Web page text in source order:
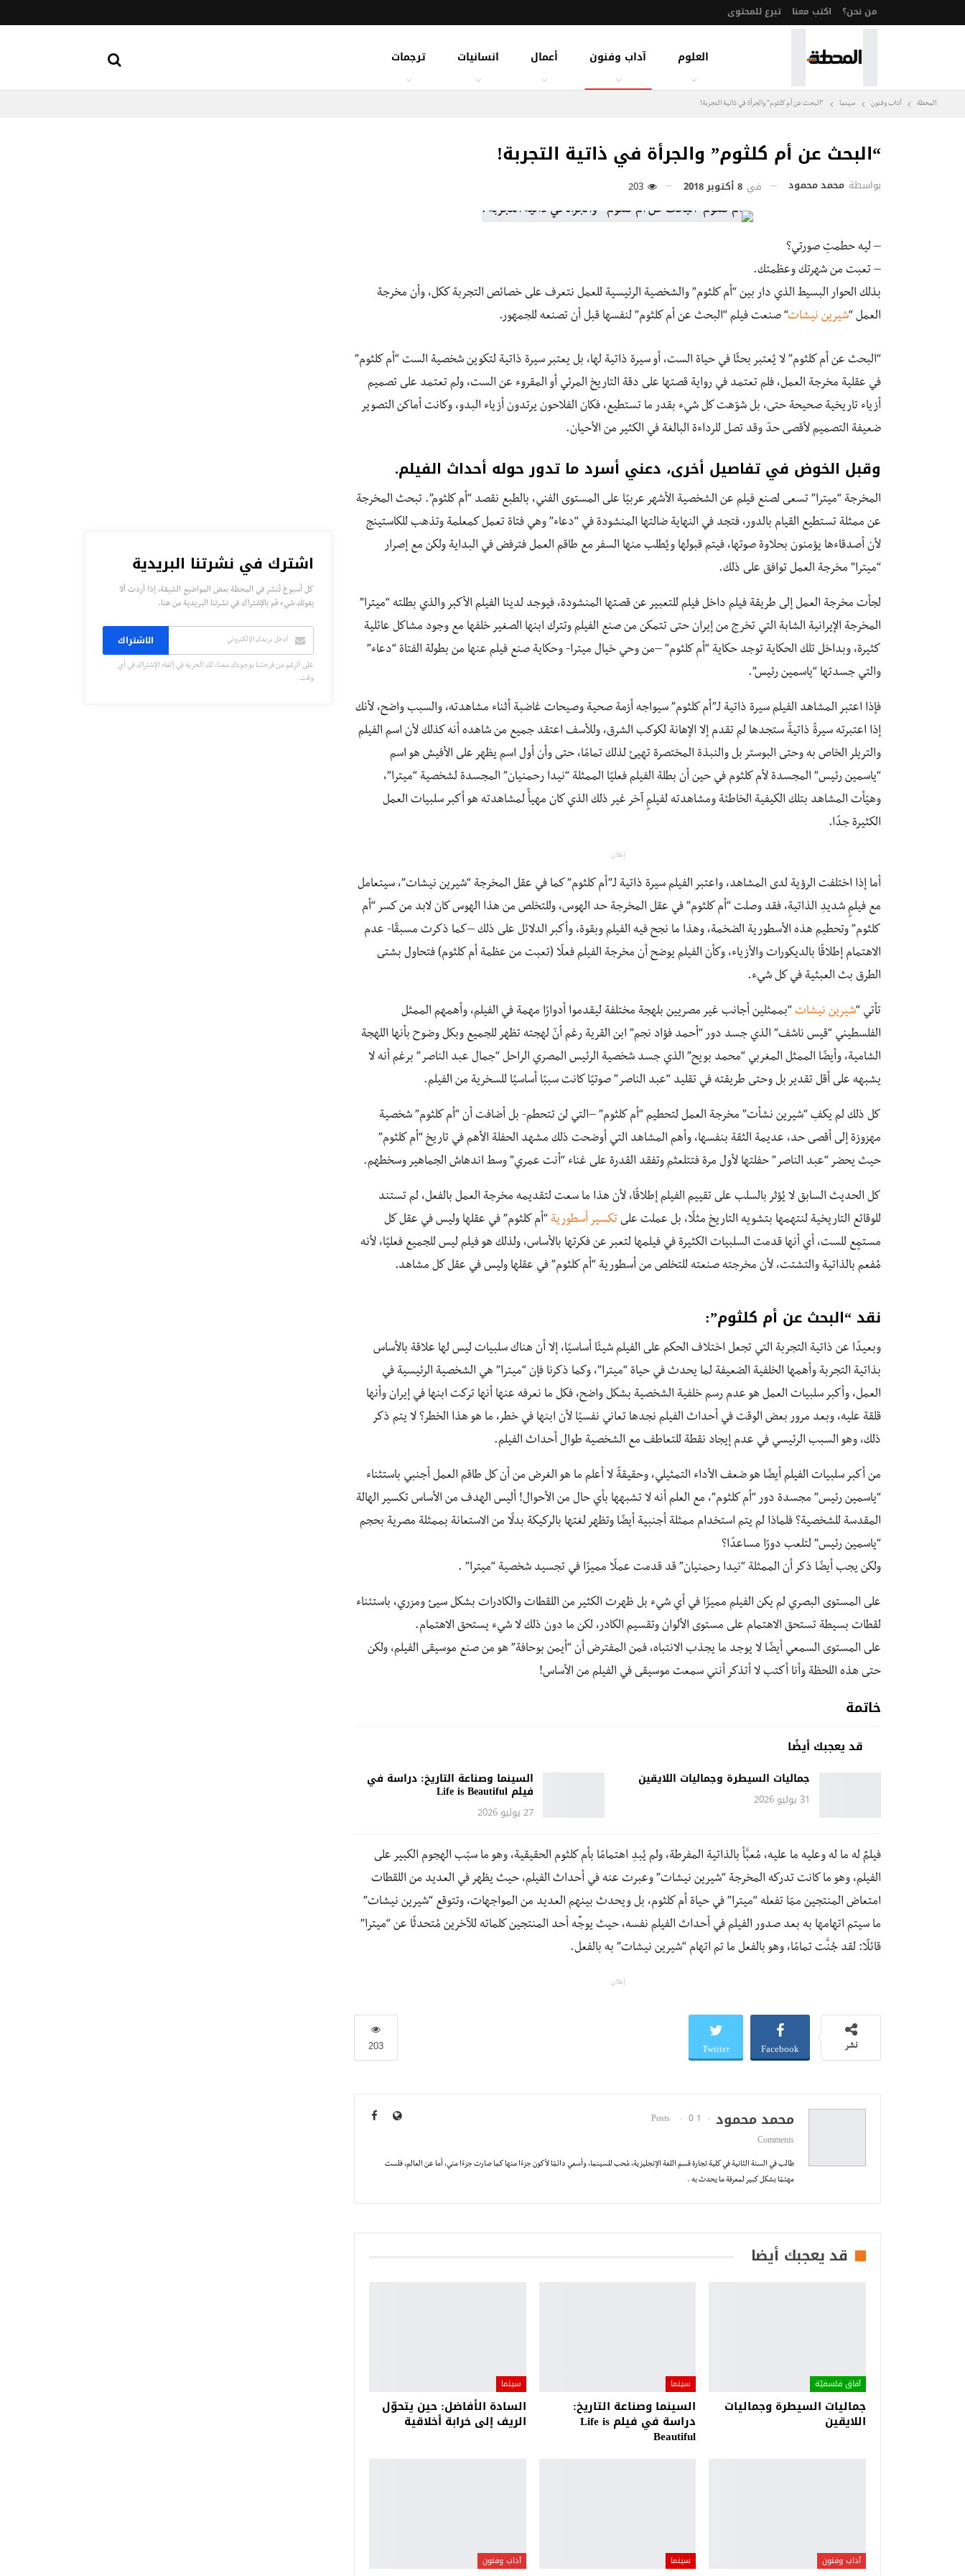
من نحن؟ اكتب معنا تبرع للمحتوى
العلوم آداب وفنون أعمال انسانيات ترجمات
المحطة آداب وفنون سينما “البحث عن أم كلثوم” والجرأة في ذاتية التجربة!
“البحث عن أم كلثوم” والجرأة في ذاتية التجربة!
بواسطة محمد محمود في 8 أكتوبر 2018
– ليه حطمتِ صورتي؟
– تعبت من شهرتك وعظمتك.
بذلك الحوار البسيط الذي دار بين “أم كلثوم” والشخصية الرئيسية للعمل نتعرف على خصائص التجربة ككل، وأن مخرجة
العمل “شيرين نيشات“ صنعت فيلم “البحث عن أم كلثوم” لنفسها قبل أن تصنعه للجمهور.
“البحث عن أم كلثوم” لا يُعتبر بحثًا في حياة الست، أو سيرة ذاتية لها، بل يعتبر سيرة ذاتية لتكوين شخصية الست “أم كلثوم”
في عقلية مخرجة العمل، فلم تعتمد في رواية قصتها على دقة التاريخ المرئي أو المقروء عن الست، ولم تعتمد على تصميم
أزياء تاريخية صحيحة حتى، بل شوّهت كل شيء بقدر ما تستطيع، فكان الفلاحون يرتدون أزياء البدو، وكانت أماكن التصوير
ضعيفة التصميم لأقصى حدّ وقد تصل للرداءة البالغة في الكثير من الأحيان.
وقبل الخوض في تفاصيل أخرى، دعني أسرد ما تدور حوله أحداث الفيلم.
المخرجة “ميترا” تسعى لصنع فيلم عن الشخصية الأشهر عربيًا على المستوى الفني، بالطبع نقصد “أم كلثوم”. تبحث المخرجة
عن ممثلة تستطيع القيام بالدور، فتجد في النهاية ضالتها المنشودة في “دعاء” وهي فتاة تعمل كمعلمة وتذهب للكاستينج
لأن أصدقاءها يؤمنون بحلاوة صوتها، فيتم قبولها ويُطلب منها السفر مع طاقم العمل فترفض في البداية ولكن مع إصرار
“ميترا” مخرجة العمل توافق على ذلك.
لجأت مخرجة العمل إلى طريقة فيلم داخل فيلم للتعبير عن قصتها المنشودة، فيوجد لدينا الفيلم الأكبر والذي بطلته “ميترا”
المخرجة الإيرانية الشابة التي تخرج من إيران حتى تتمكن من صنع الفيلم وتترك ابنها الصغير خلفها مع وجود مشاكل عائلية
كثيرة، وبداخل تلك الحكاية توجد حكاية “أم كلثوم” –من وحي خيال ميترا- وحكاية صنع فيلم عنها من بطولة الفتاة “دعاء”
والتي جسدتها “ياسمين رئيس”.
فإذا اعتبر المشاهد الفيلم سيرة ذاتية لـ”أم كلثوم” سيواجه أزمة صحية وصيحات غاضبة أثناء مشاهدته، والسبب واضح، لأنك
إذا اعتبرته سيرةً ذاتيةً ستجدها لم تقدم إلا الإهانة لكوكب الشرق، وللأسف اعتقد جميع من شاهده أنه كذلك لأن اسم الفيلم
والتريلر الخاص به وحتى البوستر بل والنبذة المختصرة تهيئ لذلك تمامًا، حتى وأن أول اسم يظهر على الأفيش هو اسم
“ياسمين رئيس” المجسدة لأم كلثوم في حين أن بطلة الفيلم فعليًا الممثلة “نيدا رحمنيان” المجسدة لشخصية “ميترا”،
وهيّأت المشاهد بتلك الكيفية الخاطئة ومشاهدته لفيلمٍ آخر غير ذلك الذي كان مهيأً لمشاهدته هو أكبر سلبيات العمل
الكثيرة جدًا.
إعلان
أما إذا اختلفت الرؤية لدى المشاهد، واعتبر الفيلم سيرة ذاتية لـ”أم كلثوم” كما في عقل المخرجة “شيرين نيشات”، سيتعامل
مع فيلمٍ شديدِ الذاتية، فقد وصلت “أم كلثوم” في عقل المخرجة حد الهوس، وللتخلص من هذا الهوس كان لابد من كسر “أم
كلثوم” وتحطيم هذه الأسطورية الضخمة، وهذا ما نجح فيه الفيلم وبقوة، وأكبر الدلائل على ذلك –كما ذكرت مسبقًا- عدم
الاهتمام إطلاقًا بالديكورات والأزياء، وكأن الفيلم يوضح أن مخرجة الفيلم فعلًا (تعبت من عظمة أم كلثوم) فتحاول بشتى
الطرق بث العبثية في كل شيء.
تأتي “شيرين نيشات “بممثلين أجانب غير مصريين بلهجة مختلفة ليقدموا أدوارًا مهمة في الفيلم، وأهمهم الممثل
الفلسطيني “قيس ناشف” الذي جسد دور “أحمد فؤاد نجم” ابن القرية رغم أنّ لهجته تظهر للجميع وبكل وضوح بأنها اللهجة
الشامية، وأيضًا الممثل المغربي “محمد بويح” الذي جسد شخصية الرئيس المصري الراحل “جمال عبد الناصر” برغم أنه لا
يشبهه على أقل تقدير بل وحتى طريقته في تقليد “عبد الناصر” صوتيًا كانت سببًا أساسيًا للسخرية من الفيلم.
كل ذلك لم يكفِ “شيرين نشأت” مخرجة العمل لتحطيم “أم كلثوم” –التي لن تتحطم- بل أضافت أن “أم كلثوم” شخصية
مهزوزة إلى أقصى حد، عديمة الثقة بنفسها، وأهم المشاهد التي أوضحت ذلك مشهد الحفلة الأهم في تاريخ “أم كلثوم”
حيث يحضر “عبد الناصر” حفلتها لأول مرة فتتلعثم وتفقد القدرة على غناء “أنت عمري” وسط اندهاش الجماهير وسخطهم.
كل الحديث السابق لا يُؤثر بالسلب على تقييم الفيلم إطلاقًا، لأن هذا ما سعت لتقديمه مخرجة العمل بالفعل، لم تستند
للوقائع التاريخية لنتهمها بتشويه التاريخ مثلًا، بل عملت على تكسير أسطورية “أم كلثوم” في عقلها وليس في عقل كل
مستمٍع للست، أي أنها قدمت السلبيات الكثيرة في فيلمها لتعبر عن فكرتها بالأساس، ولذلك هو فيلم ليس للجميع فعليًا، لأنه
مُفعم بالذاتية والتشتت، لأن مخرجته صنعته للتخلص من أسطورية “أم كلثوم” في عقلها وليس في عقل كل مشاهد.
نقد “البحث عن أم كلثوم”:
وبعيدًا عن ذاتية التجربة التي تجعل اختلاف الحكم على الفيلم شيئًا أساسيًا، إلا أن هناك سلبيات ليس لها علاقة بالأساس
بذاتية التجربة وأهمها الخلفية الضعيفة لما يحدث في حياة “ميترا”، وكما ذكرنا فإن “ميترا” هي الشخصية الرئيسية في
العمل، وأكبر سلبيات العمل هو عدم رسم خلفية الشخصية بشكل واضح، فكل ما نعرفه عنها أنها تركت ابنها في إيران وأنها
قلقة عليه، وبعد مرور بعض الوقت في أحداث الفيلم نجدها تعاني نفسيًا لأن ابنها في خطر، ما هو هذا الخطر؟ لا يتم ذكر
ذلك، وهو السبب الرئيسي في عدم إيجاد نقطة للتعاطف مع الشخصية طوال أحداث الفيلم.
من أكبر سلبيات الفيلم أيضًا هو ضعف الأداء التمثيلي، وحقيقةً لا أعلم ما هو الغرض من أن كل طاقم العمل أجنبي باستثناء
“ياسمين رئيس” مجسدة دور “أم كلثوم”، مع العلم أنه لا تشبهها بأي حال من الأحوال! أليس الهدف من الأساس تكسير الهالة
المقدسة للشخصية؟ فلماذا لم يتم استخدام ممثلة أجنبية أيضًا وتظهر لغتها بالركيكة بدلًا من الاستعانة بممثلة مصرية بحجم
“ياسمين رئيس” لتلعب دورًا مساعدًا؟
ولكن يجب أيضًا ذكر أن الممثلة “نيدا رحمنيان” قد قدمت عملًا مميزًا في تجسيد شخصية “ميترا” .
على المستوى البصري لم يكن الفيلم مميزًا في أي شيء بل ظهرت الكثير من اللقطات والكادرات بشكل سيئ ومزري، باستئناء
لقطات بسيطة تستحق الاهتمام على مستوى الألوان وتقسيم الكادر، لكن ما دون ذلك لا شيء يستحق الاهتمام.
على المستوى السمعي أيضًا لا يوجد ما يجذب الانتباه، فمن المفترض أن “أيمن بوحافة” هو من صنع موسيقى الفيلم، ولكن
حتى هذه اللحظة وأنا أكتب لا أتذكر أنني سمعت موسيقى في الفيلم من الأساس!
خاتمة
قد يعجبك أيضًا
جماليات السيطرة وجماليات اللايقين
31 يوليو 2026
السينما وصناعة التاريخ: دراسة في
فيلم Life is Beautiful
27 يوليو 2026
فيلمٌ له ما له وعليه ما عليه، مُعبَّأ بالذاتية المفرطة، ولم يُبدِ اهتمامًا بأم كلثوم الحقيقية، وهو ما سبّب الهجوم الكبير على
الفيلم، وهو ما كانت تدركه المخرجة “شيرين نيشات” وعبرت عنه في أحداث الفيلم، حيث يظهر في العديد من اللقطات
امتعاض المنتجين ممّا تفعله “ميترا” في حياة أم كلثوم، بل ويحدث بينهم العديد من المواجهات، وتتوقع “شيرين نيشات”
ما سيتم اتهامها به بعد صدور الفيلم في أحداث الفيلم نفسه، حيث يوجِّه أحد المنتجين كلماته للآخرين مُتحدثًا عن “ميترا”
قائلًا: لقد جُنَّت تمامًا، وهو بالفعل ما تم اتهام “شيرين نيشات” به بالفعل.
إعلان
203 نشر Facebook
Twitter
محمد محمود 1 Posts
0
Comments
طالب في السنة الثانية في كلية تجارة قسم اللغة الإنجليزية، مُحب للسينما، وأسعي دائمًا لأكون جزءًا منها كما صارت جزءًا مني، أما عن العالم، فلست
مهتمًا بشكل كبير لمعرفة ما يحدث به .
قد يعجبك أيضا
آفاق فلسفيّة‎
جماليات السيطرة وجماليات
اللايقين
سينما
السينما وصناعة التاريخ:
دراسة في فيلم Life is
Beautiful
سينما
السادة الأفاضل: حين يتحوّل
الريف إلى خرابة أخلاقية
آداب وفنون سينما آداب وفنون
اشترك في نشرتنا البريدية
كل أسبوع تُنشر في المحطة بعض المواضيع الشيقة، إذا أردت ألا
يفوتك شيء قم بالإشتراك في نشرتنا البريدية من هنا.
الاشتراك
على الرغم من فرحتنا بوجودك معنا، لك الحرية في إلغاء الإشتراك في أي
وقت.